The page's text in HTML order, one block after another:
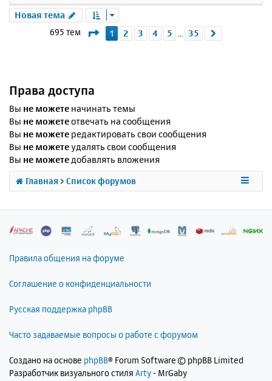
Новая тема
695 тем Страница1 из 35
1 2 3 4 5 35
Права доступа
Вы не можете начинать темы
Вы не можетеотвечать на сообщения
Вы не можете редактировать свои сообщения
Вы не можетеудалять свои сообщения
Вы не можетедобавлять вложения
Главная Список форумов
Правила общения на форуме
Соглашение о конфиденциальности
Русская поддержка phpBB
Часто задаваемые вопросы о работе с форумом
Создано на основе phpBB® Forum Software © phpBB Limited
Разработчик визуального стиля Arty- MrGaby